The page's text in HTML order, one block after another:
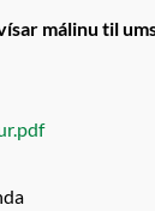
málinu til